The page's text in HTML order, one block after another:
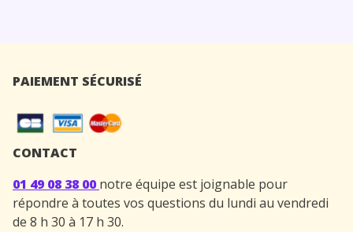
PAIEMENT SÉCURISÉ
CONTACT
01 49 08 38 00 notre équipe est joignable pour
répondre à toutes vos questions du lundi au vendredi
de 8 h 30 à 17 h 30.